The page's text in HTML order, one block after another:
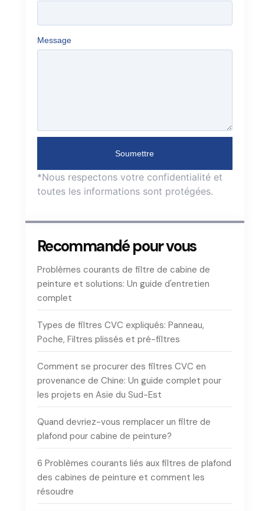
Message
Soumettre
*Nous respectons votre confidentialité et
toutes les informations sont protégées.
Recommandé pour vous
Problèmes courants de filtre de cabine de
peinture et solutions: Un guide d'entretien
complet
Types de filtres CVC expliqués: Panneau,
Poche, Filtres plissés et pré-filtres
Comment se procurer des filtres CVC en
provenance de Chine: Un guide complet pour
les projets en Asie du Sud-Est
Quand devriez-vous remplacer un filtre de
plafond pour cabine de peinture?
6 Problèmes courants liés aux filtres de plafond
des cabines de peinture et comment les
résoudre